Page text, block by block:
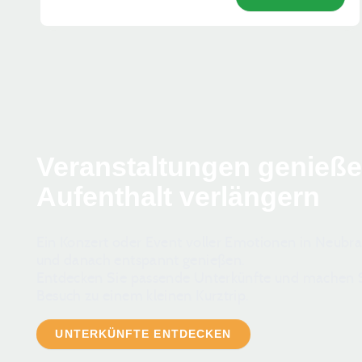
UNTERKÜNFTE ENTDECKEN